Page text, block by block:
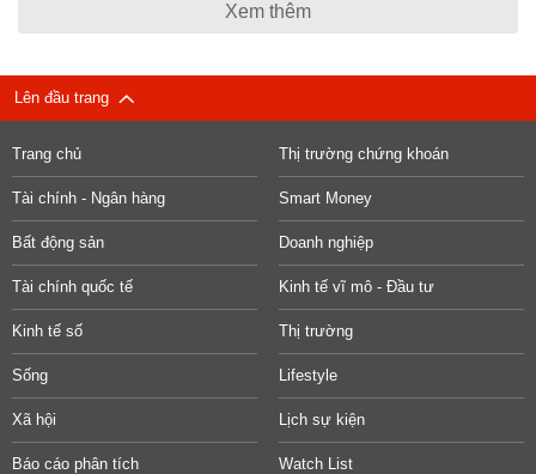
Xem thêm
Lên đầu trang
Trang chủ Thị trường chứng khoán
Tài chính - Ngân hàng Smart Money
Bất động sản Doanh nghiệp
Tài chính quốc tế Kinh tế vĩ mô - Đầu tư
Kinh tế số Thị trường
Sống Lifestyle
Xã hội Lịch sự kiện
Báo cáo phân tích Watch List